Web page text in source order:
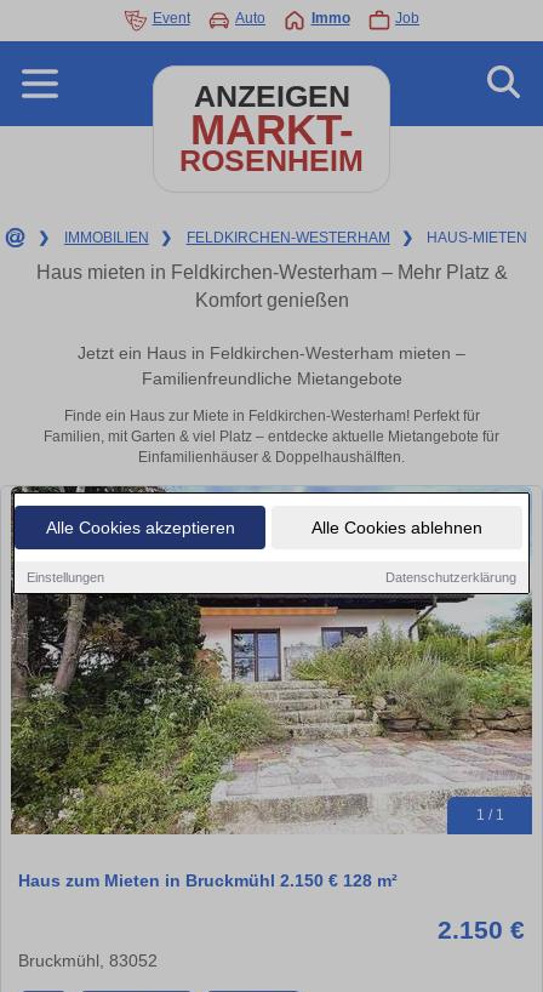
Alle Cookies akzeptieren Alle Cookies ablehnen
Einstellungen Datenschutzerklärung
Event Auto Immo Job
ANZEIGEN
MARKT-
ROSENHEIM
❯ IMMOBILIEN ❯ FELDKIRCHEN-WESTERHAM ❯ HAUS-MIETEN
Haus mieten in Feldkirchen-Westerham – Mehr Platz &
Komfort genießen
Jetzt ein Haus in Feldkirchen-Westerham mieten –
Familienfreundliche Mietangebote
Finde ein Haus zur Miete in Feldkirchen-Westerham! Perfekt für
Familien, mit Garten & viel Platz – entdecke aktuelle Mietangebote für
Einfamilienhäuser & Doppelhaushälften.
1 / 1
Haus zum Mieten in Bruckmühl 2.150 € 128 m²
2.150 €
Bruckmühl, 83052